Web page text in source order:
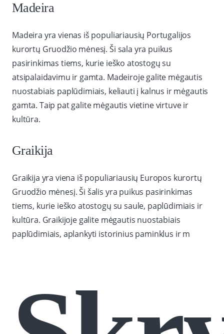
Madeira
Madeira yra vienas iš populiariausių Portugalijos
kurortų Gruodžio mėnesį. Ši sala yra puikus
pasirinkimas tiems, kurie ieško atostogų su
atsipalaidavimu ir gamta. Madeiroje galite mėgautis
nuostabiais paplūdimiais, keliauti į kalnus ir mėgautis
gamta. Taip pat galite mėgautis vietine virtuve ir
kultūra.
Graikija
Graikija yra viena iš populiariausių Europos kurortų
Gruodžio mėnesį. Ši šalis yra puikus pasirinkimas
tiems, kurie ieško atostogų su saule, paplūdimiais ir
kultūra. Graikijoje galite mėgautis nuostabiais
paplūdimiais, aplankyti istorinius paminklus ir m